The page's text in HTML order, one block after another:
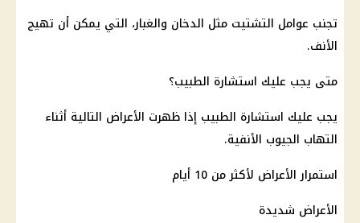
تجنب عوامل التشتيت مثل الدخان والغبار، التي يمكن أن تهيج
الأنف.
متى يجب عليك استشارة الطبيب؟
يجب عليك استشارة الطبيب إذا ظهرت الأعراض التالية أثناء
التهاب الجيوب الأنفية.
استمرار الأعراض لأكثر من 10 أيام
الأعراض شديدة